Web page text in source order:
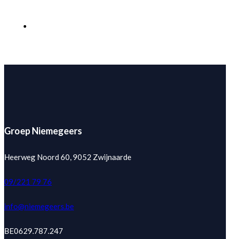
Groep Niemegeers
Heerweg Noord 60, 9052 Zwijnaarde
09/221 79 76
info@niemegeers.be
BE0629.787.247